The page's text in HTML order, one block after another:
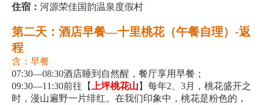
住宿： 河源荣佳国韵温泉度假村
第二天：酒店早餐—十里桃花（午餐自理）-返
程
含：早餐
07:30—08:30酒店睡到自然醒，餐厅享用早餐；
09:30—11:30前往【
上坪桃花山 】每年2、3月，桃花盛开之
时，漫山遍野一片绯红。在我们印象中，桃花是粉色的，